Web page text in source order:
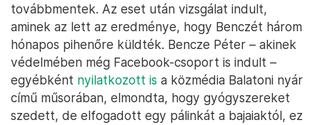
továbbmentek. Az eset után vizsgálat indult,
aminek az lett az eredménye, hogy Benczét három
hónapos pihenőre küldték. Bencze Péter – akinek
védelmében még Facebook-csoport is indult –
egyébként nyilatkozott is a közmédia Balatoni nyár
című műsorában, elmondta, hogy gyógyszereket
szedett, de elfogadott egy pálinkát a bajaiaktól, ez